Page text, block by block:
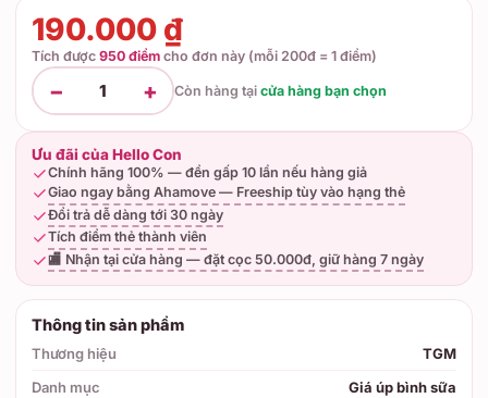
190.000 ₫
Tích được 950 điểm cho đơn này (mỗi 200đ = 1 điểm)
− 1 + Còn hàng tại cửa hàng bạn chọn
Ưu đãi của Hello Con
Chính hãng 100% — đền gấp 10 lần nếu hàng giả
Giao ngay bằng Ahamove — Freeship tùy vào hạng thẻ
Đổi trả dễ dàng tới 30 ngày
Tích điểm thẻ thành viên
🏬 Nhận tại cửa hàng — đặt cọc 50.000đ, giữ hàng 7 ngày
Thông tin sản phẩm
Thương hiệu
TGM
Danh mục
Giá úp bình sữa